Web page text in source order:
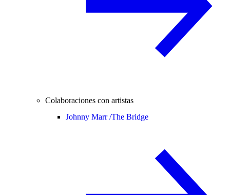
Colaboraciones con artistas
Johnny Marr /The Bridge